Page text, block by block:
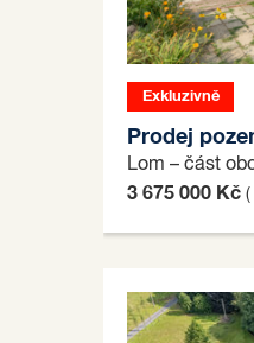
Exkluzivně
Prodej
Lom – část
3 675 000 Kč (